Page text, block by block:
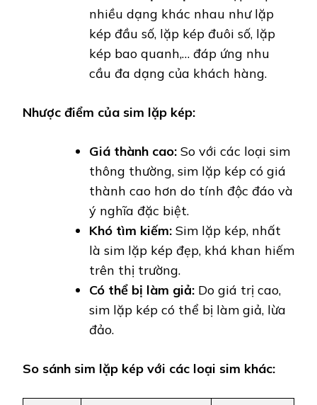
nhiều dạng khác nhau như lặp
kép đầu số, lặp kép đuôi số, lặp
kép bao quanh,… đáp ứng nhu
cầu đa dạng của khách hàng.
Nhược điểm của sim lặp kép:
Giá thành cao: So với các loại sim
thông thường, sim lặp kép có giá
thành cao hơn do tính độc đáo và
ý nghĩa đặc biệt.
Khó tìm kiếm: Sim lặp kép, nhất
là sim lặp kép đẹp, khá khan hiếm
trên thị trường.
Có thể bị làm giả: Do giá trị cao,
sim lặp kép có thể bị làm giả, lừa
đảo.
So sánh sim lặp kép với các loại sim khác: